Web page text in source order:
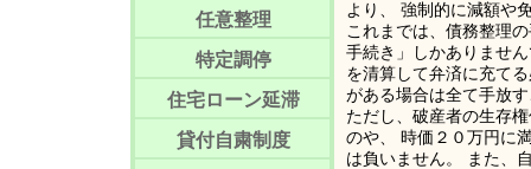
任意整理
特定調停
住宅ローン延滞
貸付自粛制度
より、 強制的に減額や
これまでは、債務整理
手続き」しかありませ
を清算して弁済に充て
がある場合は全て手放
ただし、破産者の生存
のや、 時価２０万円に
は負いません。 また、